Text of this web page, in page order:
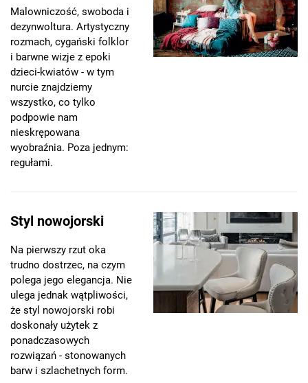
Malowniczość, swoboda i
dezynwoltura. Artystyczny
rozmach, cygański folklor
i barwne wizje z epoki
dzieci-kwiatów - w tym
nurcie znajdziemy
wszystko, co tylko
podpowie nam
nieskrępowana
wyobraźnia. Poza jednym:
regułami.
Styl nowojorski
Na pierwszy rzut oka
trudno dostrzec, na czym
polega jego elegancja. Nie
ulega jednak wątpliwości,
że styl nowojorski robi
doskonały użytek z
ponadczasowych
rozwiązań - stonowanych
barw i szlachetnych form.